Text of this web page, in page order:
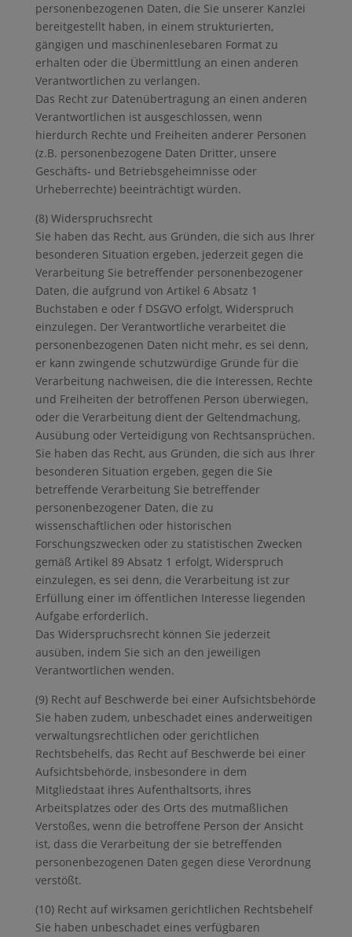
personenbezogenen Daten, die Sie unserer Kanzlei
bereitgestellt haben, in einem strukturierten,
gängigen und maschinenlesebaren Format zu
erhalten oder die Übermittlung an einen anderen
Verantwortlichen zu verlangen.
Das Recht zur Datenübertragung an einen anderen
Verantwortlichen ist ausgeschlossen, wenn
hierdurch Rechte und Freiheiten anderer Personen
(z.B. personenbezogene Daten Dritter, unsere
Geschäfts- und Betriebsgeheimnisse oder
Urheberrechte) beeinträchtigt würden.
(8) Widerspruchsrecht
Sie haben das Recht, aus Gründen, die sich aus Ihrer
besonderen Situation ergeben, jederzeit gegen die
Verarbeitung Sie betreffender personenbezogener
Daten, die aufgrund von Artikel 6 Absatz 1
Buchstaben e oder f DSGVO erfolgt, Widerspruch
einzulegen. Der Verantwortliche verarbeitet die
personenbezogenen Daten nicht mehr, es sei denn,
er kann zwingende schutzwürdige Gründe für die
Verarbeitung nachweisen, die die Interessen, Rechte
und Freiheiten der betroffenen Person überwiegen,
oder die Verarbeitung dient der Geltendmachung,
Ausübung oder Verteidigung von Rechtsansprüchen.
Sie haben das Recht, aus Gründen, die sich aus Ihrer
besonderen Situation ergeben, gegen die Sie
betreffende Verarbeitung Sie betreffender
personenbezogener Daten, die zu
wissenschaftlichen oder historischen
Forschungszwecken oder zu statistischen Zwecken
gemäß Artikel 89 Absatz 1 erfolgt, Widerspruch
einzulegen, es sei denn, die Verarbeitung ist zur
Erfüllung einer im öffentlichen Interesse liegenden
Aufgabe erforderlich.
Das Widerspruchsrecht können Sie jederzeit
ausüben, indem Sie sich an den jeweiligen
Verantwortlichen wenden.
(9) Recht auf Beschwerde bei einer Aufsichtsbehörde
Sie haben zudem, unbeschadet eines anderweitigen
verwaltungsrechtlichen oder gerichtlichen
Rechtsbehelfs, das Recht auf Beschwerde bei einer
Aufsichtsbehörde, insbesondere in dem
Mitgliedstaat ihres Aufenthaltsorts, ihres
Arbeitsplatzes oder des Orts des mutmaßlichen
Verstoßes, wenn die betroffene Person der Ansicht
ist, dass die Verarbeitung der sie betreffenden
personenbezogenen Daten gegen diese Verordnung
verstößt.
(10) Recht auf wirksamen gerichtlichen Rechtsbehelf
Sie haben unbeschadet eines verfügbaren